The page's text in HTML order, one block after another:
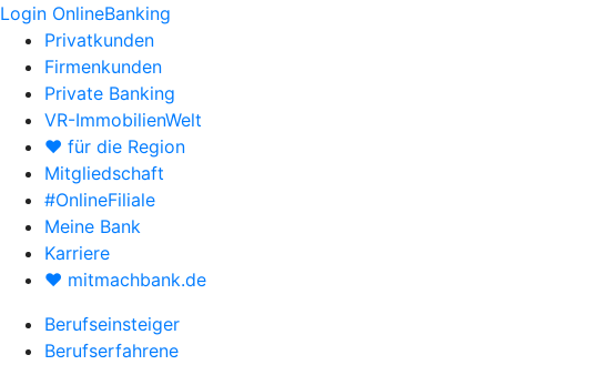
Login OnlineBanking
Privatkunden
Firmenkunden
Private Banking
VR-ImmobilienWelt
♥ für die Region
Mitgliedschaft
#OnlineFiliale
Meine Bank
Karriere
♥ mitmachbank.de
Berufseinsteiger
Berufserfahrene